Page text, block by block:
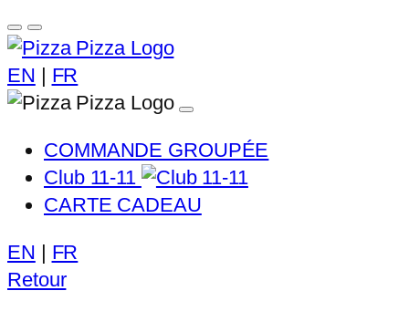
EN | FR
COMMANDE GROUPÉE
Club 11-11
CARTE CADEAU
EN | FR
Retour